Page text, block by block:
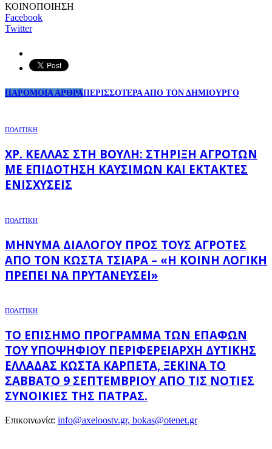
ΚΟΙΝΟΠΟΙΗΣΗ
Facebook
Twitter
ΠΑΡΟΜΟΙΑ ΑΡΘΡΑΠΕΡΙΣΣΟΤΕΡΑ ΑΠΟ ΤΟΝ ΔΗΜΙΟΥΡΓΟ
ΠΟΛΙΤΙΚΗ
ΧΡ. ΚΈΛΛΑΣ ΣΤΗ ΒΟΥΛΉ: ΣΤΉΡΙΞΗ ΑΓΡΟΤΏΝ
ΜΕ ΕΠΙΔΌΤΗΣΗ ΚΑΥΣΊΜΩΝ ΚΑΙ ΈΚΤΑΚΤΕΣ
ΕΝΙΣΧΎΣΕΙΣ
ΠΟΛΙΤΙΚΗ
ΜΉΝΥΜΑ ΔΙΑΛΌΓΟΥ ΠΡΟΣ ΤΟΥΣ ΑΓΡΌΤΕΣ
ΑΠΌ ΤΟΝ ΚΏΣΤΑ ΤΣΙΆΡΑ – «Η ΚΟΙΝΉ ΛΟΓΙΚΉ
ΠΡΈΠΕΙ ΝΑ ΠΡΥΤΑΝΕΎΣΕΙ»
ΠΟΛΙΤΙΚΗ
ΤΟ ΕΠΊΣΗΜΟ ΠΡΌΓΡΑΜΜΑ ΤΩΝ ΕΠΑΦΏΝ
ΤΟΥ ΥΠΟΨΉΦΙΟΥ ΠΕΡΙΦΕΡΕΙΆΡΧΗ ΔΥΤΙΚΉΣ
ΕΛΛΆΔΑΣ ΚΏΣΤΑ ΚΑΡΠΈΤΑ, ΞΕΚΙΝΆ ΤΟ
ΣΆΒΒΑΤΟ 9 ΣΕΠΤΕΜΒΡΊΟΥ ΑΠΌ ΤΙΣ ΝΌΤΙΕΣ
ΣΥΝΟΙΚΊΕΣ ΤΗΣ ΠΆΤΡΑΣ.
Επικοινωνία: info@axeloostv.gr, bokas@otenet.gr